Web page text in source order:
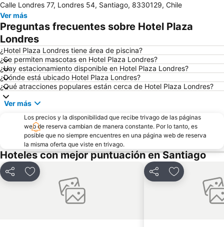
San Carlos de Apoquindo
Santa Laura Stadium
Templo Votivo de Maipu
Metro de Santiago
Barrio Bellavista
Hipodromo Chile
Valle Nevado
Torre Entel
Universidad de Chile
La Moneda Palace
Plaza Egaña
Plaza Pedro de Valdivia
Portal la Dehesa
Cerro Santa Lucía
Nuestra Señora de la Divina Providencia
Pueblito de Los Dominicos
Cerro El Plomo
El Colorado
Casa Piedra Centro de Eventos
Cerro San Cristóbal
Centro Cultural Palacio de La Moneda
Plaza Baquedano
Parque Bustamante
Plaza de Armas
Parque Balmaceda
Calle Londres 77, Londres 54, Santiago, 8330129, Chile
Ver más
Preguntas frecuentes sobre Hotel Plaza
Londres
¿Hotel Plaza Londres tiene área de piscina?
¿Se permiten mascotas en Hotel Plaza Londres?
¿Hay estacionamiento disponible en Hotel Plaza Londres?
¿Dónde está ubicado Hotel Plaza Londres?
¿Qué atracciones populares están cerca de Hotel Plaza Londres?
Ver más
Los precios y la disponibilidad que recibe trivago de las páginas
web de reserva cambian de manera constante. Por lo tanto, es
posible que no siempre encuentres en una página web de reserva
la misma oferta que viste en trivago.
Hoteles con mejor puntuación en Santiago
CompartirAgregar a favoritos CompartirAgregar a